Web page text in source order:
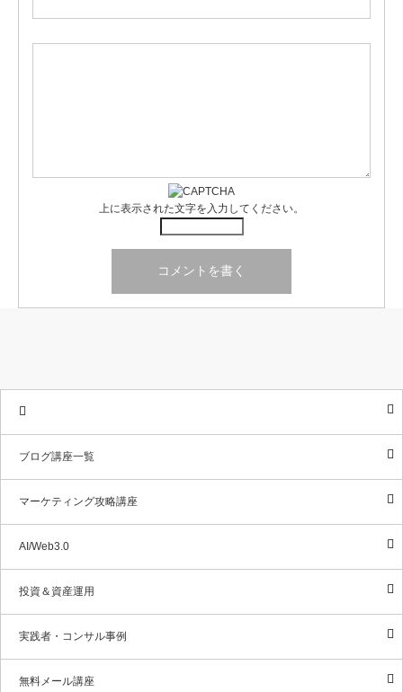
上に表示された文字を入力してください。
【特典締切告知】転売挫折者が実践開始「約２週間」で「資金２
初心者が「少額資本」から 「安全」に資産運用するには？【ス
ブログ講座一覧
マーケティング攻略講座
AI/Web3.0
投資＆資産運用
実践者・コンサル事例
無料メール講座